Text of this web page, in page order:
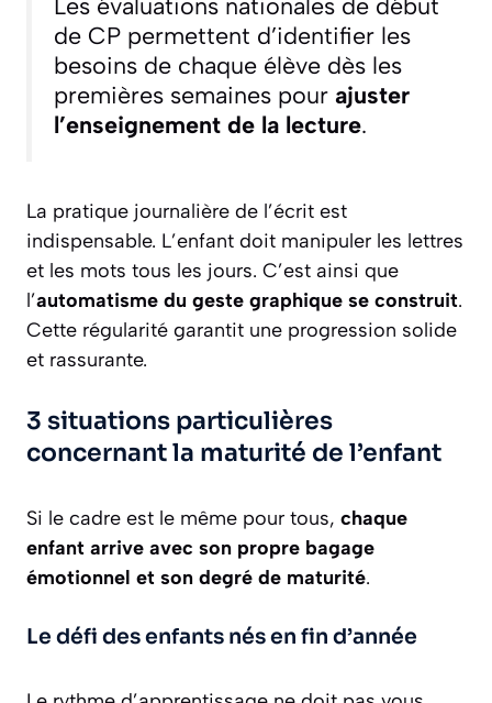
de CP permettent d’identifier les
besoins de chaque élève dès les
premières semaines pour ajuster
l’enseignement de la lecture.
La pratique journalière de l’écrit est
indispensable. L’enfant doit manipuler les lettres
et les mots tous les jours. C’est ainsi que
l’automatisme du geste graphique se construit.
Cette régularité garantit une progression solide
et rassurante.
3 situations particulières
concernant la maturité de l’enfant
Si le cadre est le même pour tous, chaque
enfant arrive avec son propre bagage
émotionnel et son degré de maturité.
Le défi des enfants nés en fin d’année